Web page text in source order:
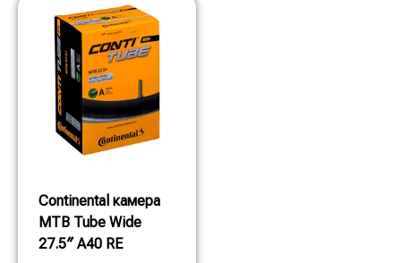
Continental камера
MTB Tube Wide
27.5″ A40 RE